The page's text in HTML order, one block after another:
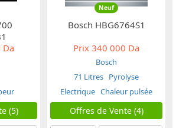
Da
(5)
Neuf
Bosch HBG6764S1
Prix 340 000 Da
Bosch
71 Litres Pyrolyse
Electrique Chaleur pulsée
Offres de Vente (4)